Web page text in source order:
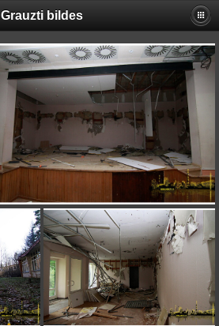
Grauzti bildes